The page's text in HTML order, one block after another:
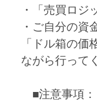
・「売買ロジ
・ご自分の資
「ドル箱の
ながら行って
■注意事項：